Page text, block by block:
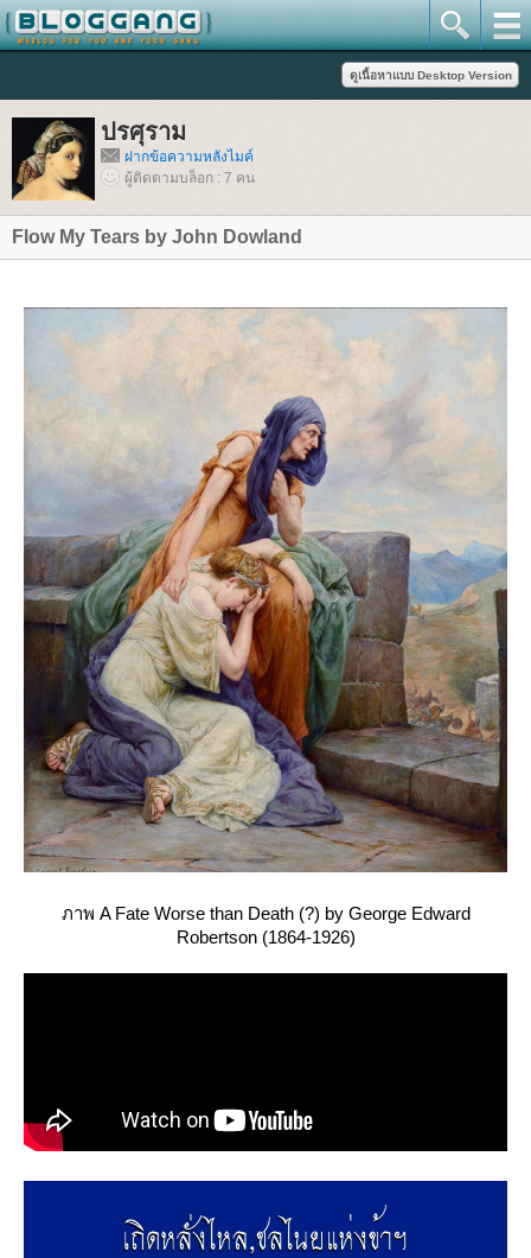
ปรศุราม
ฝากข้อความหลังไมค์
ผู้ติดตามบล็อก : 7 คน
Flow My Tears by John Dowland
ภาพ A Fate Worse than Death (?) by George Edward
Robertson (1864-1926)